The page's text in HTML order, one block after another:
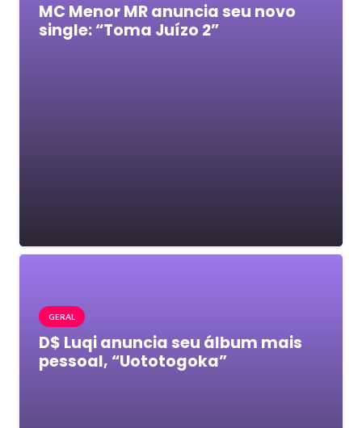
MC Menor MR anuncia seu novo
single: “Toma Juízo 2”
GERAL
D$ Luqi anuncia seu álbum mais
pessoal, “Uototogoka”